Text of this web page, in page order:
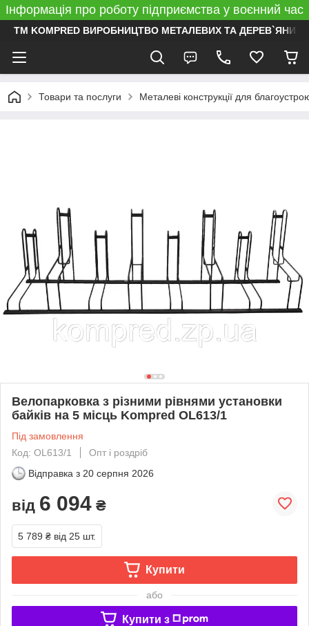
Інформація про роботу підприємства у воєнний час
ТМ KOMPRED ВИРОБНИЦТВО МЕТАЛЕВИХ ТА ДЕРЕВ`ЯНИХ
Товари та послуги Металеві конструкції для
Велопарковка з різними рівнями установки
байків на 5 місць Kompred OL613/1
Під замовлення
Код: OL613/1
Опт і роздріб
Відправка з 20 серпня 2026
від 6 094 ₴
5 789 ₴ від 25 шт.
Купити
або
Купити з